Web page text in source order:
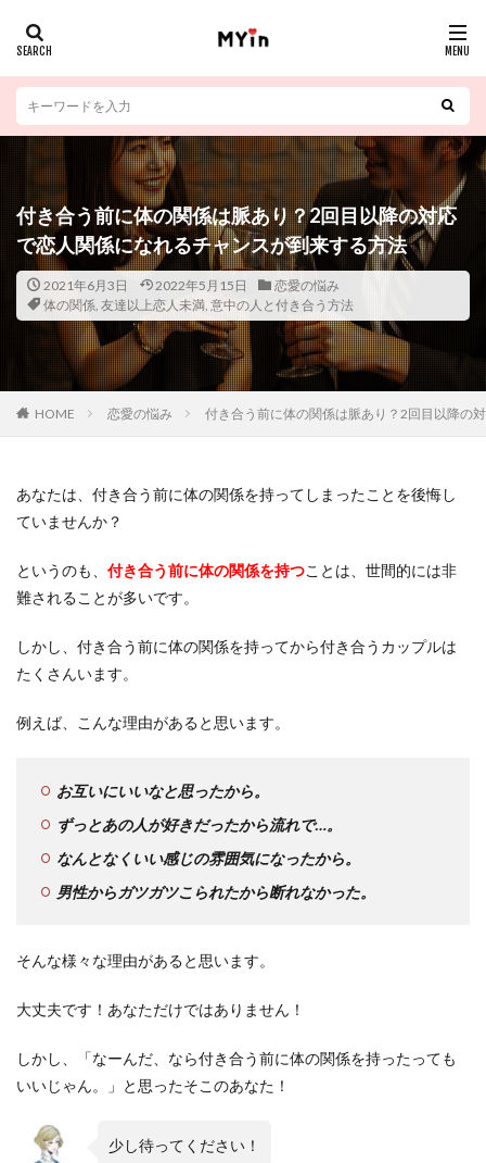
付き合う前に体の関係は脈あり？2回目以降の対応
で恋人関係になれるチャンスが到来する方法
2021年6月3日 2022年5月15日
恋愛の悩み
体の関係, 友達以上恋人未満, 意中の人と付き合う方法
HOME 恋愛の悩み 付き合う前に体の関係は脈あり？2回目以降の
あなたは、付き合う前に体の関係を持ってしまったことを後悔し
ていませんか？
というのも、 付き合う前に体の関係を持つことは、世間的には非
難されることが多いです。
しかし、付き合う前に体の関係を持ってから付き合うカップルは
たくさんいます。
例えば、こんな理由があると思います。
お互いにいいなと思ったから。
ずっとあの人が好きだったから流れで…。
なんとなくいい感じの雰囲気になったから。
男性からガツガツこられたから断れなかった。
そんな様々な理由があると思います。
大丈夫です！あなただけではありません！
しかし、「なーんだ、なら付き合う前に体の関係を持ったっても
いいじゃん。」と思ったそこのあなた！
少し待ってください！